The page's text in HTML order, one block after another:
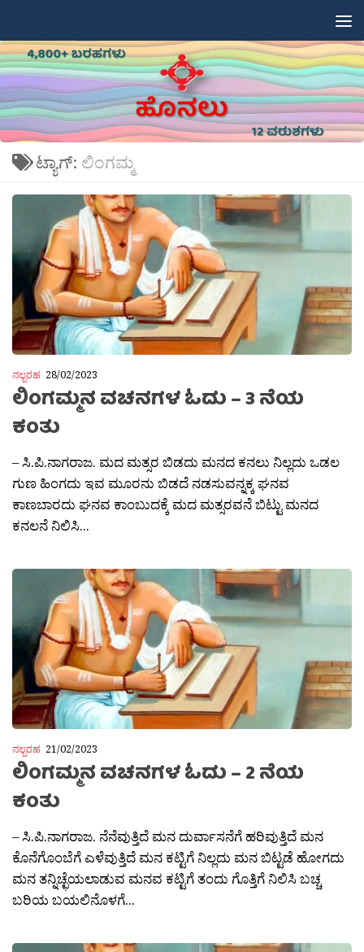
ಟ್ಯಾಗ್: ಲಿಂಗಮ್ಮ
ನಲ್ಬರಹ 28/02/2023
ಲಿಂಗಮ್ಮನ ವಚನಗಳ ಓದು – 3 ನೆಯ
ಕಂತು
– ಸಿ.ಪಿ.ನಾಗರಾಜ. ಮದ ಮತ್ಸರ ಬಿಡದು ಮನದ ಕನಲು ನಿಲ್ಲದು ಒಡಲ
ಗುಣ ಹಿಂಗದು ಇವ ಮೂರನು ಬಿಡದೆ ನಡಸುವನ್ನಕ್ಕ ಘನವ
ಕಾಣಬಾರದು ಘನವ ಕಾಂಬುದಕ್ಕೆ ಮದ ಮತ್ಸರವನೆ ಬಿಟ್ಟು ಮನದ
ಕನಲನೆ ನಿಲಿಸಿ...
ನಲ್ಬರಹ 21/02/2023
ಲಿಂಗಮ್ಮನ ವಚನಗಳ ಓದು – 2 ನೆಯ
ಕಂತು
– ಸಿ.ಪಿ.ನಾಗರಾಜ. ನೆನೆವುತ್ತಿದೆ ಮನ ದುರ್ವಾಸನೆಗೆ ಹರಿವುತ್ತಿದೆ ಮನ
ಕೊನೆಗೊಂಬೆಗೆ ಎಳೆವುತ್ತಿದೆ ಮನ ಕಟ್ಟಿಗೆ ನಿಲ್ಲದು ಮನ ಬಿಟ್ಟಡೆ ಹೋಗದು
ಮನ ತನ್ನಿಚ್ಛೆಯಲಾಡುವ ಮನವ ಕಟ್ಟಿಗೆ ತಂದು ಗೊತ್ತಿಗೆ ನಿಲಿಸಿ ಬಚ್ಚ
ಬರಿಯ ಬಯಲಿನೊಳಗೆ...